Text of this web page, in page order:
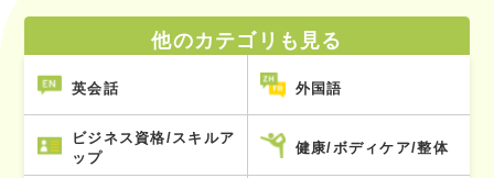
他のカテゴリも見る
英会話 外国語
ビジネス資格/スキルア
ップ
健康/ボディケア/整体